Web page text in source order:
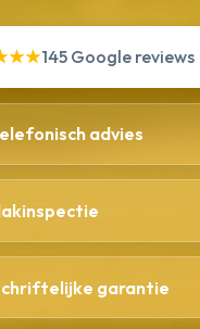
145 Google reviews
advies
garantie